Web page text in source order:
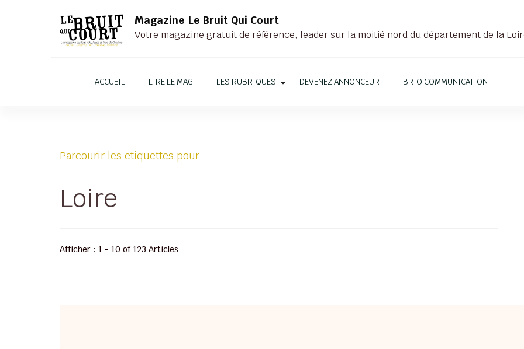
Magazine Le Bruit Qui Court
Votre magazine gratuit de référence, leader sur la moitié nord du département de la
ACCUEIL LIRE LE MAG LES RUBRIQUES DEVENEZ ANNONCEUR BRIO COMMUNICATION
Parcourir les etiquettes pour
Loire
Afficher : 1 - 10 of 123 Articles